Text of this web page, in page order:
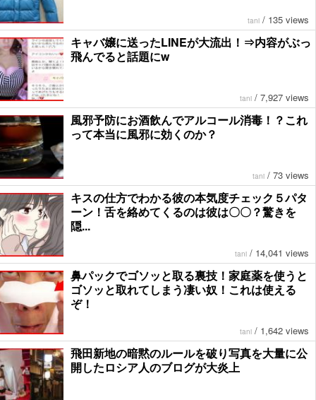
tani / 135 views
キャバ嬢に送ったLINEが大流出！⇒内容がぶっ
飛んでると話題にw
tani / 7,927 views
風邪予防にお酒飲んでアルコール消毒！？これ
って本当に風邪に効くのか？
tani / 73 views
キスの仕方でわかる彼の本気度チェック５パタ
ーン！舌を絡めてくるのは彼は〇〇？驚きを
隠...
tani / 14,041 views
鼻パックでゴソッと取る裏技！家庭薬を使うと
ゴソッと取れてしまう凄い奴！これは使える
ぞ！
tani / 1,642 views
飛田新地の暗黙のルールを破り写真を大量に公
開したロシア人のブログが大炎上